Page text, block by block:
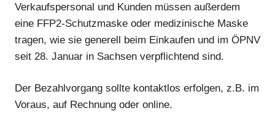
Verkaufspersonal und Kunden müssen außerdem
eine FFP2-Schutzmaske oder medizinische Maske
tragen, wie sie generell beim Einkaufen und im ÖPNV
seit 28. Januar in Sachsen verpflichtend sind.
Der Bezahlvorgang sollte kontaktlos erfolgen, z.B. im
Voraus, auf Rechnung oder online.